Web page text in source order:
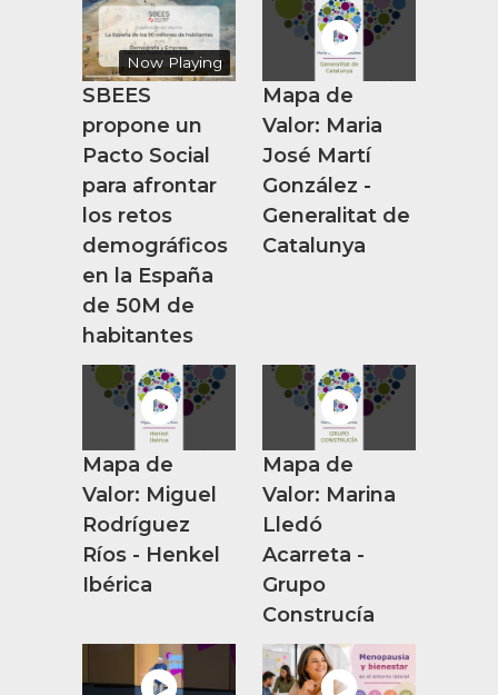
Now Playing
SBEES
propone un
Pacto Social
para afrontar
los retos
demográficos
en la España
de 50M de
habitantes
Mapa de
Valor: Maria
José Martí
González -
Generalitat de
Catalunya
Mapa de
Valor: Miguel
Rodríguez
Ríos - Henkel
Ibérica
Mapa de
Valor: Marina
Lledó
Acarreta -
Grupo
Construcía